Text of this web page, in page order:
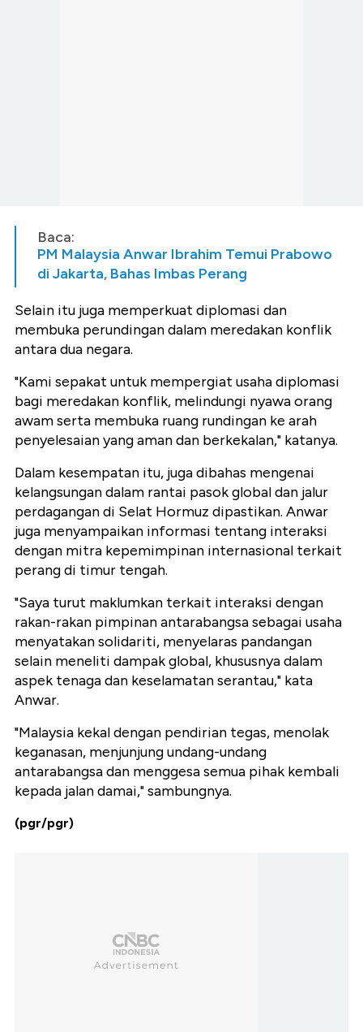
Baca:
PM Malaysia Anwar Ibrahim Temui Prabowo
di Jakarta, Bahas Imbas Perang
Selain itu juga memperkuat diplomasi dan
membuka perundingan dalam meredakan konflik
antara dua negara.
"Kami sepakat untuk mempergiat usaha diplomasi
bagi meredakan konflik, melindungi nyawa orang
awam serta membuka ruang rundingan ke arah
penyelesaian yang aman dan berkekalan," katanya.
Dalam kesempatan itu, juga dibahas mengenai
kelangsungan dalam rantai pasok global dan jalur
perdagangan di Selat Hormuz dipastikan. Anwar
juga menyampaikan informasi tentang interaksi
dengan mitra kepemimpinan internasional terkait
perang di timur tengah.
"Saya turut maklumkan terkait interaksi dengan
rakan-rakan pimpinan antarabangsa sebagai usaha
menyatakan solidariti, menyelaras pandangan
selain meneliti dampak global, khususnya dalam
aspek tenaga dan keselamatan serantau," kata
Anwar.
"Malaysia kekal dengan pendirian tegas, menolak
keganasan, menjunjung undang-undang
antarabangsa dan menggesa semua pihak kembali
kepada jalan damai," sambungnya.
(pgr/pgr)